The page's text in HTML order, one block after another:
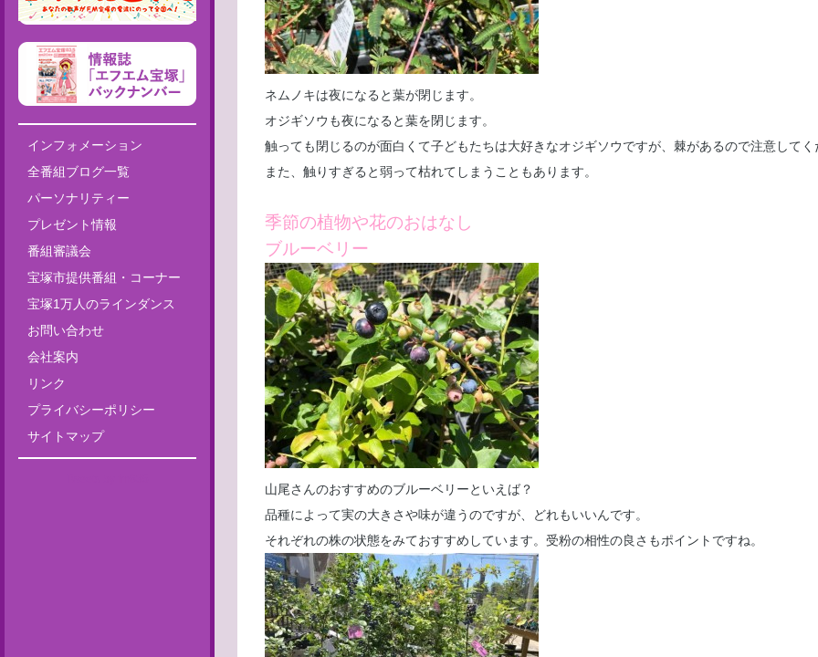
インフォメーション
全番組ブログ一覧
パーソナリティー
プレゼント情報
番組審議会
宝塚市提供番組・コーナー
宝塚1万人のラインダンス
お問い合わせ
会社案内
リンク
プライバシーポリシー
サイトマップ
ネムノキは夜になると葉が閉じます。
オジギソウも夜になると葉を閉じます。
触っても閉じるのが面白くて子どもたちは大好きなオジギソウですが、棘があるので注意してく
また、触りすぎると弱って枯れてしまうこともあります。
季節の植物や花のおはなし
ブルーベリー
山尾さんのおすすめのブルーベリーといえば？
品種によって実の大きさや味が違うのですが、どれもいいんです。
それぞれの株の状態をみておすすめしています。受粉の相性の良さもポイントですね。